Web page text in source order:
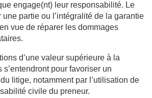
engage(nt) leur responsabilité. Le
une partie ou l’intégralité de la garantie
vue de réparer les dommages
d’une valeur supérieure à la
pour favoriser un
litige, notamment par l’utilisation de
civile du preneur.